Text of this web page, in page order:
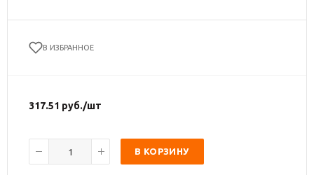
В ИЗБРАННОЕ
317.51 руб./шт
В КОРЗИНУ